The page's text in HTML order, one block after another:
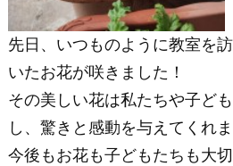
先日、いつものように教室を
いたお花が咲きました！
その美しい花は私たちや子ど
し、驚きと感動を与えてくれま
今後もお花も子どもたちも大